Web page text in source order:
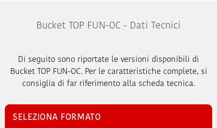
Bucket TOP FUN-OC - Dati Tecnici
Di seguito sono riportate le versioni disponibili di
Bucket TOP FUN-OC. Per le caratteristiche complete, si
consiglia di far riferimento alla scheda tecnica.
SELEZIONA FORMATO